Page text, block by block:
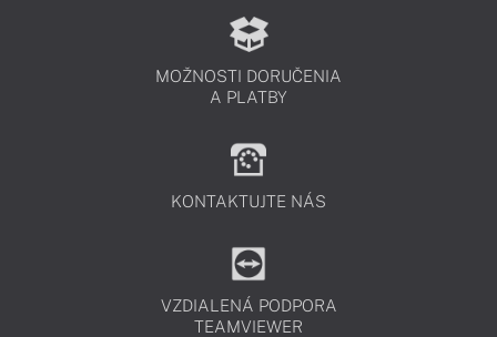
MOŽNOSTI DORUČENIA
A PLATBY
KONTAKTUJTE NÁS
VZDIALENÁ PODPORA
TEAMVIEWER